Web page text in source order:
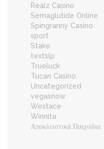
Realz Casino
Semaglutide Online
Spingranny Casino
sport
Stake
textslp
Trueluck
Tucan Casino
Uncategorized
vegasnow
Westace
Winnita
Αποκλειστικά Παιχνίδια